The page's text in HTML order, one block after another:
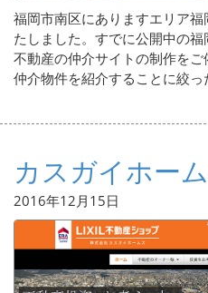
福岡市南区にありますエリア
たしました。すでに公開中の福
不動産の仲介サイトの制作を
仲介物件を紹介することに絞っ
カスガイホー
2016年12月15日